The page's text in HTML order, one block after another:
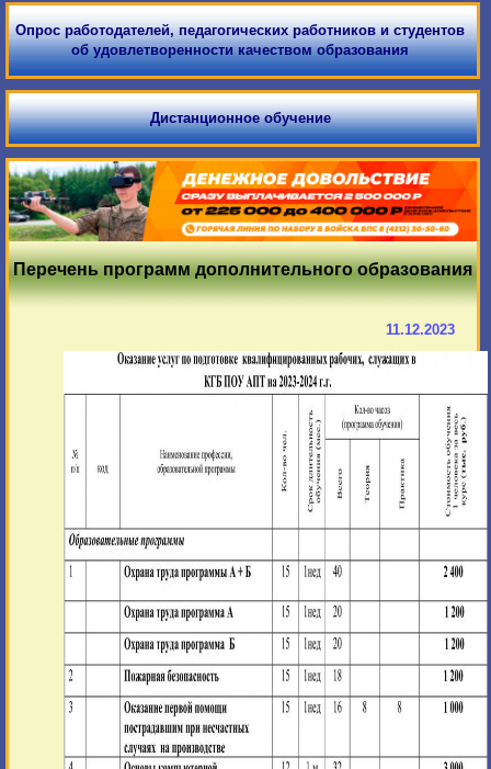
Опрос работодателей, педагогических работников и студентов
об удовлетворенности качеством образования
Дистанционное обучение
Перечень программ дополнительного образования
11.12.2023